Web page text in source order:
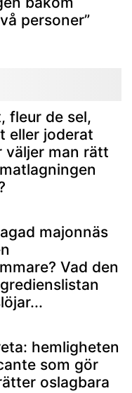
personer”
fleur de sel,
eller joderat
väljer man rätt
majonnäs
Vad den
hemligheten
som gör
oslagbara